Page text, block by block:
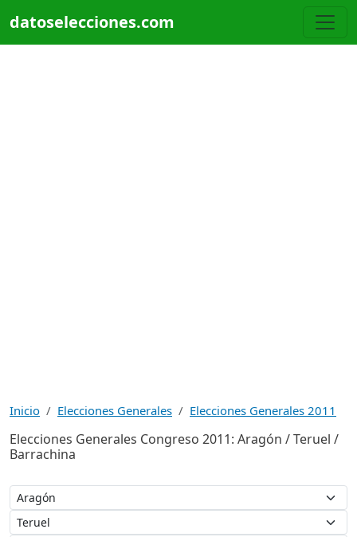
datoselecciones.com
Inicio Elecciones Generales Elecciones Generales 2011
Elecciones Generales Congreso 2011: Aragón / Teruel /
Barrachina